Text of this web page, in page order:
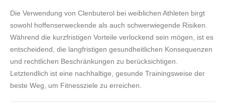
Die Verwendung von Clenbuterol bei weiblichen Athleten birgt
sowohl hoffenserweckende als auch schwerwiegende Risiken.
Während die kurzfristigen Vorteile verlockend sein mögen, ist es
entscheidend, die langfristigen gesundheitlichen Konsequenzen
und rechtlichen Beschränkungen zu berücksichtigen.
Letztendlich ist eine nachhaltige, gesunde Trainingsweise der
beste Weg, um Fitnessziele zu erreichen.